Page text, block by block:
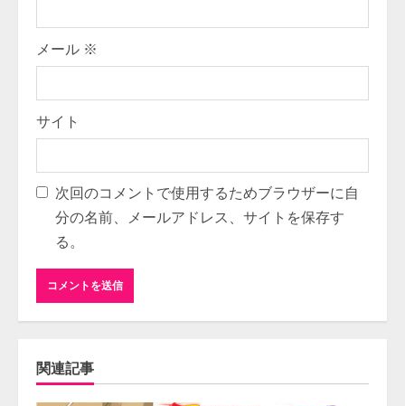
メール ※
サイト
次回のコメントで使用するためブラウザーに自
分の名前、メールアドレス、サイトを保存す
る。
関連記事